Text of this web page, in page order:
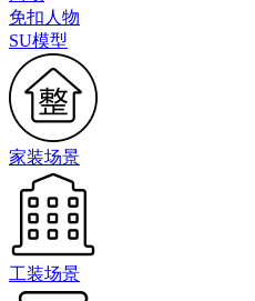
免扣人物
SU模型
家装场景
工装场景